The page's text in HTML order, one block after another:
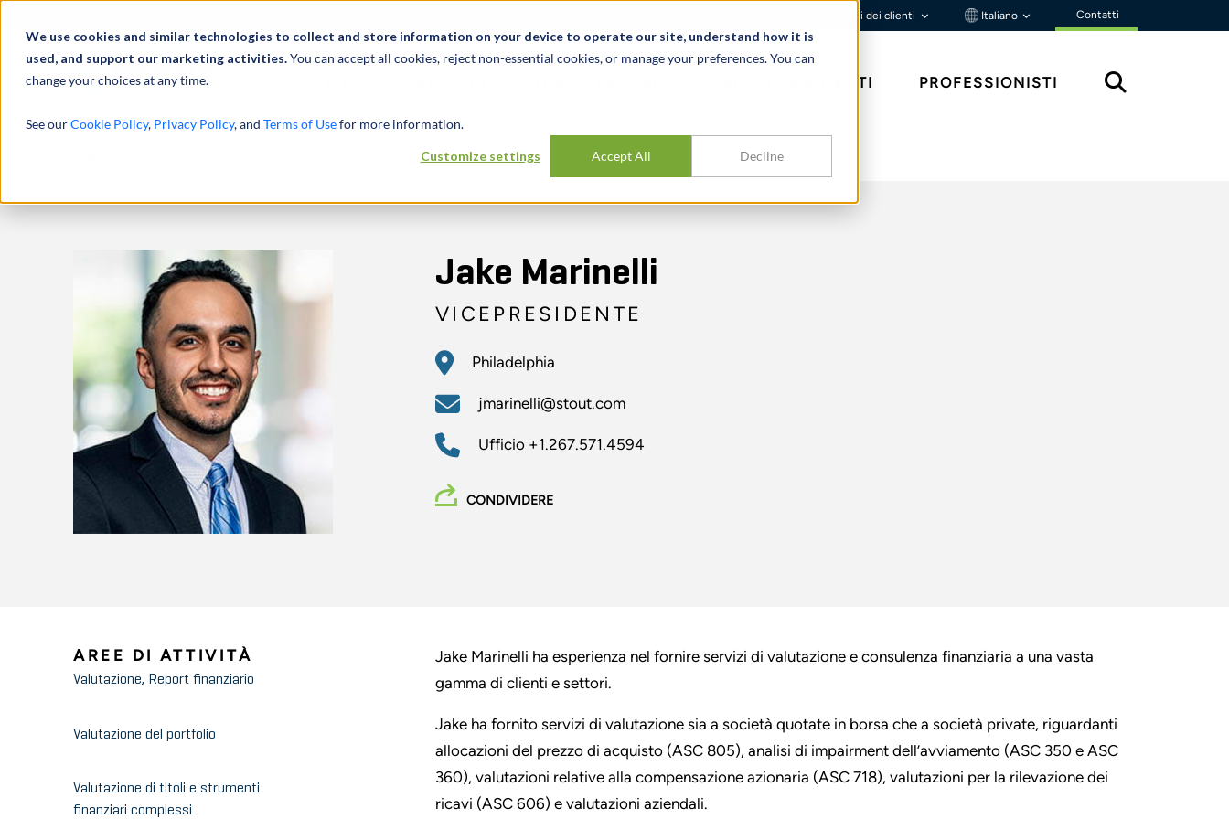
We use cookies and similar technologies to collect and store information on your device to operate our site, understand how it is
used, and support our marketing activities.You can accept all cookies, reject non-essential cookies, or manage your preferences. You can
change your choices at any time.
See ourCookie Policy, Privacy Policy, and Terms of Usefor more information.
Customize settings Accept All Decline
Portali dei clienti Italiano Contatti
APPROFONDIMENTI PROFESSIONISTI
Jake Marinelli
VICEPRESIDENTE
Philadelphia
jmarinelli@stout.com
Ufficio +1.267.571.4594
CONDIVIDERE
Jake Marinelli ha esperienza nel fornire servizi di valutazione e consulenza finanziaria a una vasta
gamma di clienti e settori.
Jake ha fornito servizi di valutazione sia a società quotate in borsa che a società private, riguardanti
allocazioni del prezzo di acquisto (ASC 805), analisi di impairment dell’avviamento (ASC 350 e ASC
360), valutazioni relative alla compensazione azionaria (ASC 718), valutazioni per la rilevazione dei
ricavi (ASC 606) e valutazioni aziendali.
AREE DI ATTIVITÀ
Valutazione, Report finanziario
Valutazione del portfolio
Valutazione di titoli e strumenti
finanziari complessi